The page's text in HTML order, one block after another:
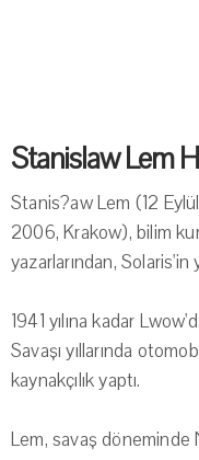
Stanislaw Lem
Stanis?aw Lem (12
2006, Krakow), bilim
yazarlarından, Solaris'in
1941 yılına kadar
Savaşı yıllarında
kaynakçılık yaptı.
Lem, savaş döneminde